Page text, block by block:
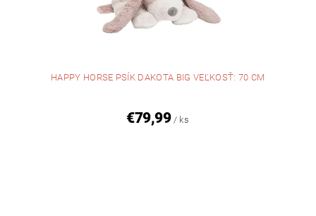
HAPPY HORSE PSÍK DAKOTA BIG VEĽKOSŤ: 70 CM
€79,99 / ks